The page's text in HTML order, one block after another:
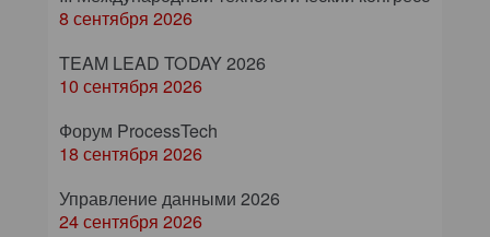
8 сентября 2026
TEAM LEAD TODAY 2026
10 сентября 2026
Форум ProcessTech
18 сентября 2026
Управление данными 2026
24 сентября 2026